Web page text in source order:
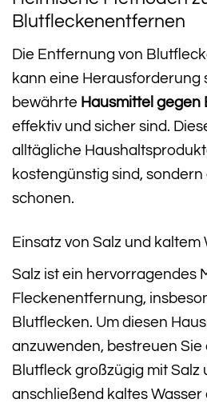
Blutfleckenentfernen
Die Entfernung von
kann eine Herausforderung
bewährte Hausmittel gegen
effektiv und sicher sind.
alltägliche
kostengünstig sind,
schonen.
Einsatz von Salz und kaltem
Salz ist ein hervorragendes
Fleckenentfernung,
Blutflecken. Um diesen
anzuwenden, bestreuen Sie
Blutfleck großzügig mit Salz
anschließend kaltes Wasser